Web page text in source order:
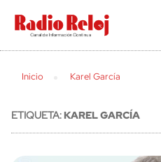
cerrar
Inicio Karel García
ETIQUETA:KAREL GARCÍA